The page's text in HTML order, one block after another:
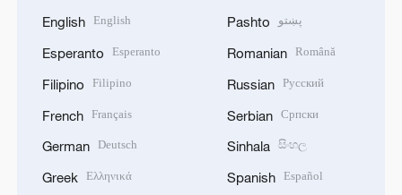
English English
Esperanto Esperanto
Filipino Filipino
French Français
German Deutsch
Greek Ελληνικά
Pashto پښتو
Romanian Română
Russian Русский
Serbian Српски
Sinhala සිංහල
Spanish Español